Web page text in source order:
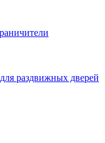
раздвижных дверей